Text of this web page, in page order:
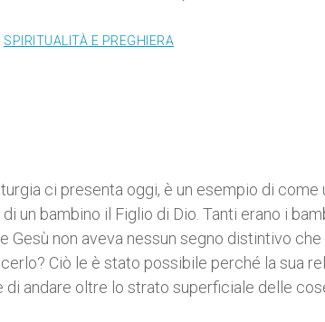
SPIRITUALITÀ E PREGHIERA
ci presenta oggi, è un esempio di
un bambino il Figlio di Dio. Tanti erano i
Gesù non aveva nessun segno distintivo
Ciò le è stato possibile perché la sua
andare oltre lo strato superficiale delle